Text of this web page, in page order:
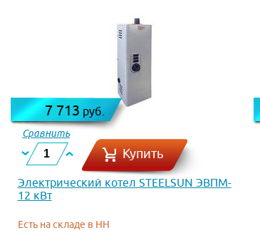
7 713 руб.
Сравнить
Купить
Электрический котел STEELSUN ЭВПМ-
12 кВт
Есть на складе в НН